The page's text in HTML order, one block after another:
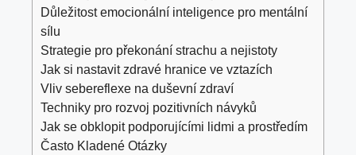
Důležitost emocionální ‌inteligence pro mentální
sílu
Strategie pro⁤ překonání⁤ strachu a nejistoty
Jak si nastavit zdravé ‍hranice ‍ve vztazích
Vliv sebereflexe na duševní zdraví
Techniky pro rozvoj pozitivních návyků
Jak se obklopit podporujícími lidmi‍ a prostředím
Často Kladené Otázky